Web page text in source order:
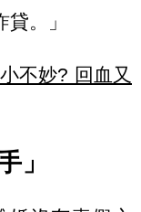
。」
不妙? 回血又
」